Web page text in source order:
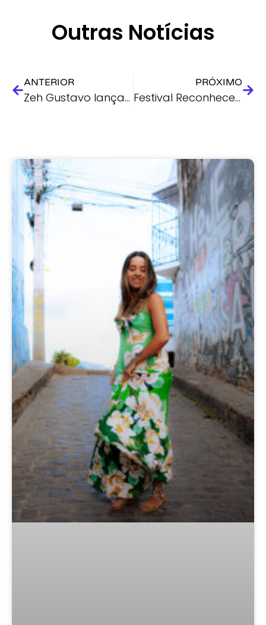
Outras Notícias
ANTERIOR
Zeh Gustavo lança o samba ‘Santo Guerreiro’ no dia de São Jorge
PRÓXIMO
Festival Reconhecer encerra com grande celebração cultural e shows gratuitos no Pina